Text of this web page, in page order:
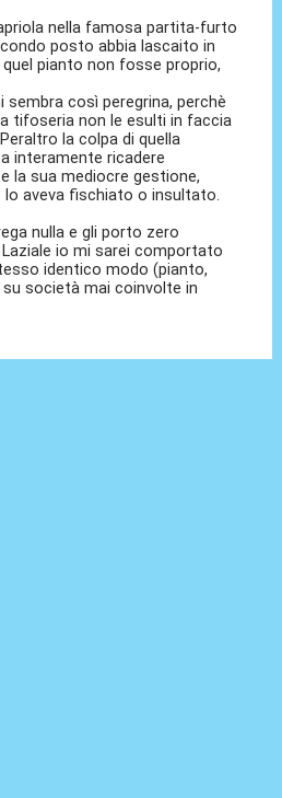
nella famosa partita-furto
posto abbia lascaito in
pianto non fosse proprio,
sembra così peregrina, perchè
tifoseria non le esulti in faccia
la colpa di quella
interamente ricadere
la sua mediocre gestione,
aveva fischiato o insultato.
nulla e gli porto zero
io mi sarei comportato
identico modo (pianto,
società mai coinvolte in